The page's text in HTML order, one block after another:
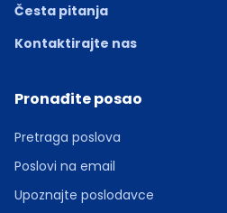
Česta pitanja
Kontaktirajte nas
Pronađite posao
Pretraga poslova
Poslovi na email
Upoznajte poslodavce